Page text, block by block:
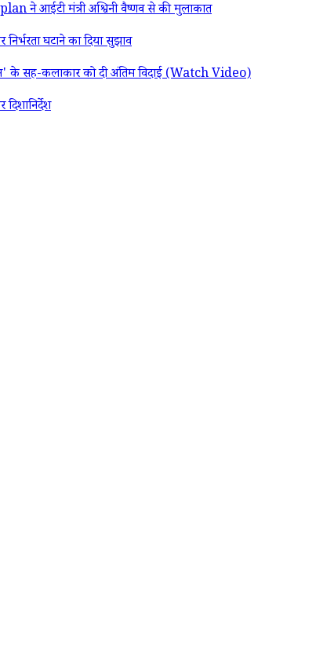
ने आईटी मंत्री अश्विनी वैष्णव से की मुलाकात
घटाने का दिया सुझाव
के सह-कलाकार को दी अंतिम विदाई (Watch Video)